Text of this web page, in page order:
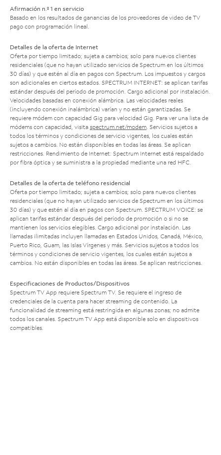
Afirmación n.º 1 en servicio
Basado en los resultados de ganancias de los proveedores de video de TV
pago con programación lineal.
Detalles de la oferta de Internet
Oferta por tiempo limitado; sujeta a cambios; solo para nuevos clientes
residenciales (que no hayan utilizado servicios de Spectrum en los últimos
30 días) y que estén al día en pagos con Spectrum. Los impuestos y cargos
son adicionales en ciertos estados. SPECTRUM INTERNET: se aplican tarifas
estándar después del período de promoción. Cargo adicional por instalación.
Velocidades basadas en conexión alámbrica. Las velocidades reales
(incluyendo conexión inalámbrica) varían y no están garantizadas. Se
requiere módem con capacidad Gig para velocidad Gig. Para ver una lista de
módems con capacidad, visita spectrum.net/modem. Servicios sujetos a
todos los términos y condiciones de servicio vigentes, los cuales están
sujetos a cambios. No están disponibles en todas las áreas. Se aplican
restricciones. Rendimiento de Internet: Spectrum Internet está respaldado
por fibra óptica y se suministra a la propiedad mediante una red HFC.
Detalles de la oferta de teléfono residencial
Oferta por tiempo limitado; sujeta a cambios; solo para nuevos clientes
residenciales (que no hayan utilizado servicios de Spectrum en los últimos
30 días) y que estén al día en pagos con Spectrum. SPECTRUM VOICE: se
aplican tarifas estándar después del período de promoción o si no se
mantienen los servicios elegibles. Cargo adicional por instalación. Las
llamadas ilimitadas incluyen llamadas en Estados Unidos, Canadá, México,
Puerto Rico, Guam, las Islas Vírgenes y más. Servicios sujetos a todos los
términos y condiciones de servicio vigentes, los cuales están sujetos a
cambios. No están disponibles en todas las áreas. Se aplican restricciones.
Especificaciones de Productos/Dispositivos
Spectrum TV App requiere Spectrum TV. Se requiere el ingreso de
credenciales de la cuenta para hacer streaming de contenido. La
funcionalidad de streaming está restringida en algunas zonas; no admite
todos los canales. Spectrum TV App está disponible solo en dispositivos
compatibles.